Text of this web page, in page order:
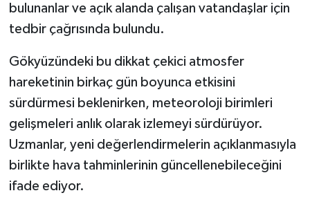
bulunanlar ve açık alanda çalışan vatandaşlar için
tedbir çağrısında bulundu.
Gökyüzündeki bu dikkat çekici atmosfer
hareketinin birkaç gün boyunca etkisini
sürdürmesi beklenirken, meteoroloji birimleri
gelişmeleri anlık olarak izlemeyi sürdürüyor.
Uzmanlar, yeni değerlendirmelerin açıklanmasıyla
birlikte hava tahminlerinin güncellenebileceğini
ifade ediyor.